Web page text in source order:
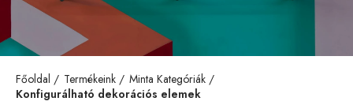
Főoldal Termékeink
Minta Kategóriák
Konfigurálható dekorációs elemek